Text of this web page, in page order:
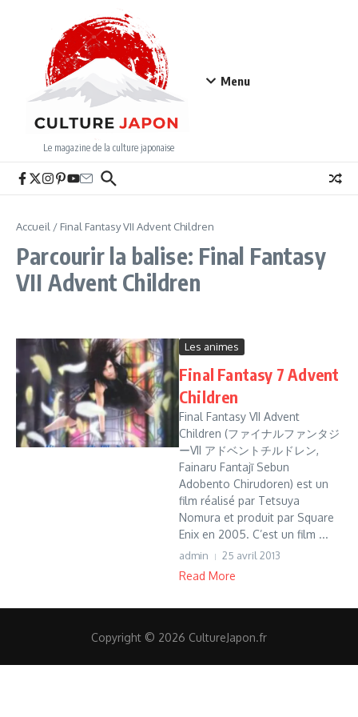
Le magazine de la culture japonaise
Menu
Accueil / Final Fantasy VII Advent Children
Parcourir la balise: Final Fantasy
VII Advent Children
Les animes
Final Fantasy 7 Advent
Children
Final Fantasy VII Advent
Children (ファイナルファンタジ
ーVII アドベントチルドレン,
Fainaru Fantajī Sebun
Adobento Chirudoren) est un
film réalisé par Tetsuya
Nomura et produit par Square
Enix en 2005. C’est un film ...
admin 25 avril 2013
Read More